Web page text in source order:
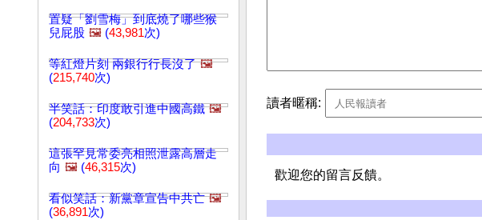
置疑「劉雪梅」到底燒了哪些猴
兒屁股 🖼️ (43,981次)
等紅燈片刻 兩銀行行長沒了 🖼️
(215,740次)
半笑話：印度敢引進中國高鐵 🖼️
(204,733次)
這張罕見常委亮相照泄露高層走
向 🖼️ (46,315次)
看似笑話：新黨章宣告中共亡 🖼️
(36,891次)
讀者暱稱:
歡迎您的留言反饋。